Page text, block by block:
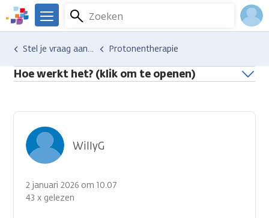
Overslaan
en
naar
inhoud
gaan
We
er
voor
je.
Zoeken
Menu
Hulp en ondersteuning
Stel je vraag aan een professional Protonentherapie
Hoe werkt het? (klik om te openen)
WillyG
2 januari 2026 om 10.07
43 x gelezen